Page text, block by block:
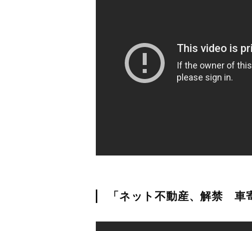
「ネット不動産、解禁 車